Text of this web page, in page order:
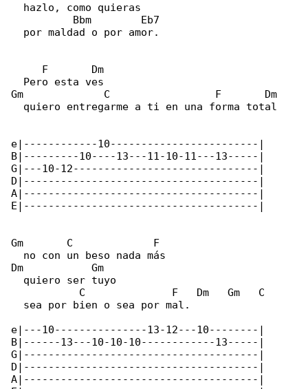
  hazlo, como quieras
          Bbm        Eb7
  por maldad o por amor.
     F       Dm
  Pero esta ves
Gm             C                 F       Dm
  quiero entregarme a ti en una forma total
e|------------10------------------------|
B|---------10----13---11-10-11---13-----|
G|---10-12------------------------------|
D|--------------------------------------|
A|--------------------------------------|
E|--------------------------------------|
Gm       C             F
  no con un beso nada más
Dm           Gm
  quiero ser tuyo
           C              F   Dm   Gm   C
  sea por bien o sea por mal.
e|---10---------------13-12---10--------|
B|------13---10-10-10------------13-----|
G|--------------------------------------|
D|--------------------------------------|
A|--------------------------------------|